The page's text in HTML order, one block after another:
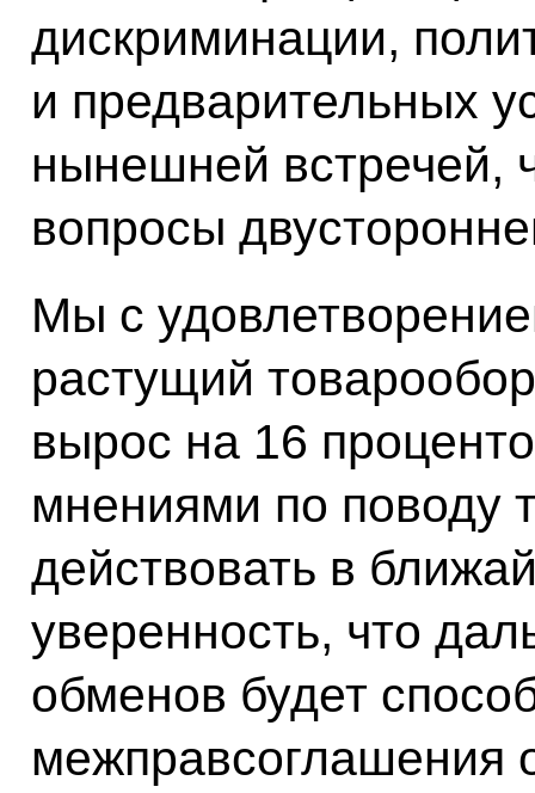
дискриминации,
и предварительных
нынешней встречей,
вопросы
Мы с
растущий
вырос на 16
мнениями по поводу
действовать в
уверенность, что
обменов будет
межправсоглашения